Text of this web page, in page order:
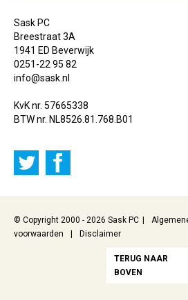
Sask PC
Breestraat 3A
1941 ED Beverwijk
0251-22 95 82
info@sask.nl
KvK nr. 57665338
BTW nr. NL8526.81.768.B01
© Copyright 2000 - 2026 Sask PC
voorwaarden
Disclaimer
TERUG NAAR
BOVEN